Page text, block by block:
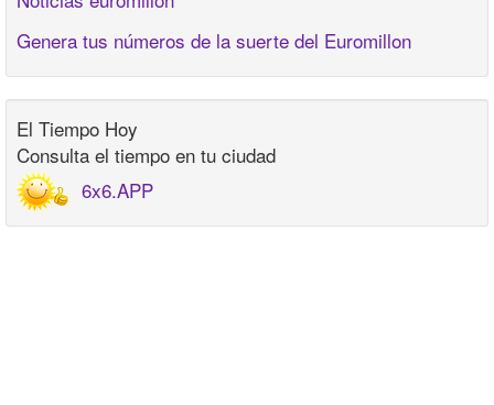
Genera tus números de la suerte del Euromillon
El Tiempo Hoy
Consulta el tiempo en tu ciudad
6x6.APP